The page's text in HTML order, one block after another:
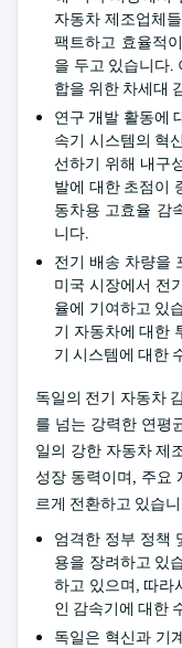
자동차 제조업체
팩트하고 효율적
을 두고 있습니다.
합을 위한 차세대
연구 개발 활동에
속기 시스템의 혁
선하기 위해 내구
발에 대한 초점이
동차용 고효율 감
니다.
전기 배송 차량을
미국 시장에서 전
율에 기여하고 있
기 자동차에 대한
기 시스템에 대한
독일의 전기 자동차
를 넘는 강력한 연평
일의 강한 자동차 제
성장 동력이며, 주요
르게 전환하고 있습
엄격한 정부 정책
용을 장려하고 있
하고 있으며, 따라
인 감속기에 대한
독일은 혁신과 기